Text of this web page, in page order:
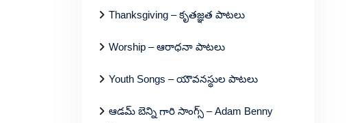
Thanksgiving – కృతజ్ఞత పాటలు
Worship – ఆరాధనా పాటలు
Youth Songs – యౌవనస్థుల పాటలు
ఆడమ్ బెన్ని గారి సాంగ్స్ – Adam Benny